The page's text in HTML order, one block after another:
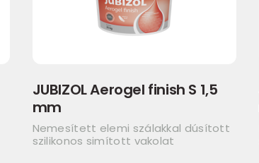
JUBIZOL Aerogel finish S 1,5
mm
Nemesített elemi szálakkal dúsított
szilikonos simított vakolat